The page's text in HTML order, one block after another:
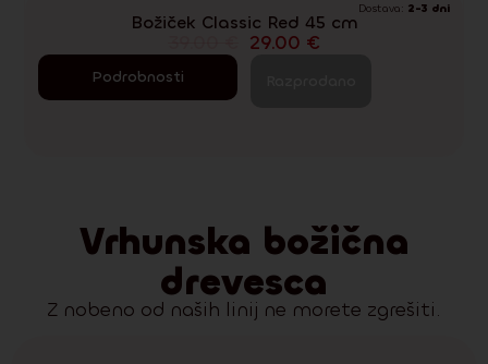
Dostava: 2-3 dni
Božiček Classic Red 45 cm
29.00 €
Podrobnosti
Vrhunska božična
drevesca
Z nobeno od naših linij ne morete zgrešiti.